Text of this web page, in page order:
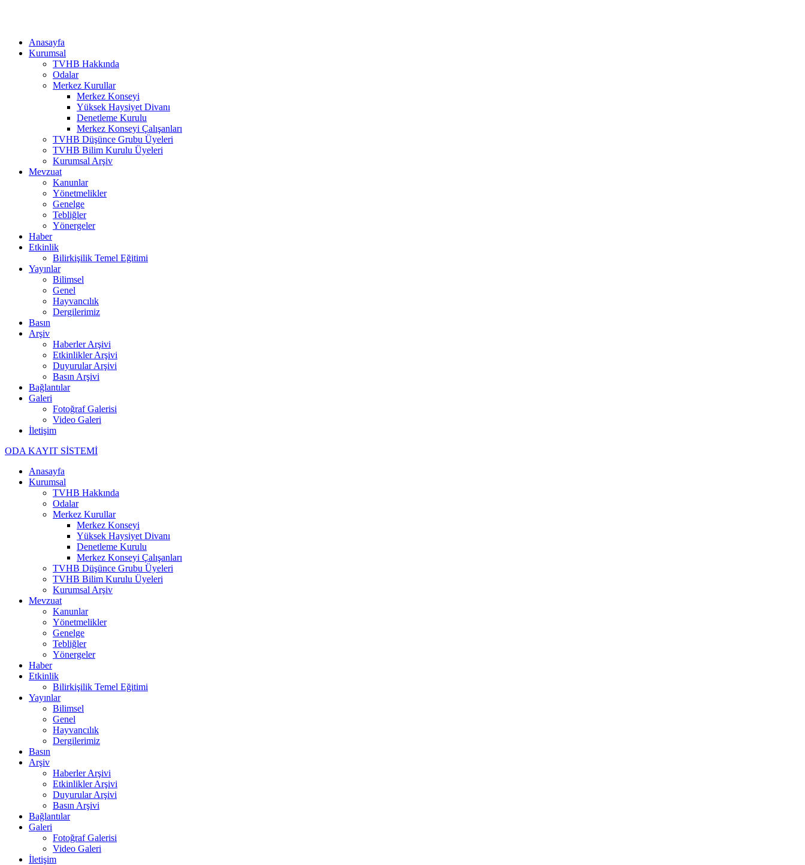
Anasayfa
Kurumsal
TVHB Hakkında
Odalar
Merkez Kurullar
Merkez Konseyi
Yüksek Haysiyet Divanı
Denetleme Kurulu
Merkez Konseyi Çalışanları
TVHB Düşünce Grubu Üyeleri
TVHB Bilim Kurulu Üyeleri
Kurumsal Arşiv
Mevzuat
Kanunlar
Yönetmelikler
Genelge
Tebliğler
Yönergeler
Haber
Etkinlik
Bilirkişilik Temel Eğitimi
Yayınlar
Bilimsel
Genel
Hayvancılık
Dergilerimiz
Basın
Arşiv
Haberler Arşivi
Etkinlikler Arşivi
Duyurular Arşivi
Basın Arşivi
Bağlantılar
Galeri
Fotoğraf Galerisi
Video Galeri
İletişim
ODA KAYIT SİSTEMİ
Anasayfa
Kurumsal
TVHB Hakkında
Odalar
Merkez Kurullar
Merkez Konseyi
Yüksek Haysiyet Divanı
Denetleme Kurulu
Merkez Konseyi Çalışanları
TVHB Düşünce Grubu Üyeleri
TVHB Bilim Kurulu Üyeleri
Kurumsal Arşiv
Mevzuat
Kanunlar
Yönetmelikler
Genelge
Tebliğler
Yönergeler
Haber
Etkinlik
Bilirkişilik Temel Eğitimi
Yayınlar
Bilimsel
Genel
Hayvancılık
Dergilerimiz
Basın
Arşiv
Haberler Arşivi
Etkinlikler Arşivi
Duyurular Arşivi
Basın Arşivi
Bağlantılar
Galeri
Fotoğraf Galerisi
Video Galeri
İletişim